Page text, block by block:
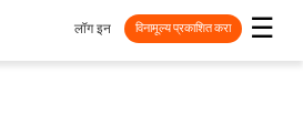
☰
लॉग इन विनामूल्य प्रकाशित करा